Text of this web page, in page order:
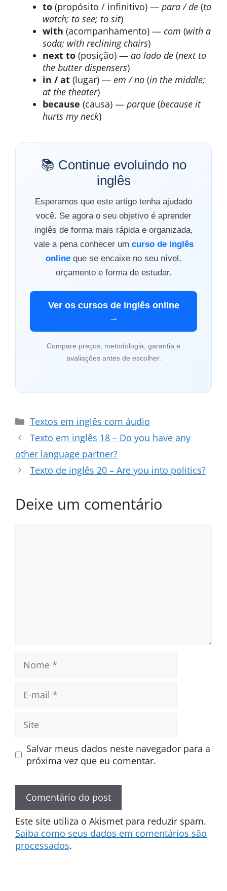
to (propósito / infinitivo) — para / de (to
watch; to see; to sit)
with (acompanhamento) — com (with a
soda; with reclining chairs)
next to (posição) — ao lado de (next to
the butter dispensers)
in / at (lugar) — em / no (in the middle;
at the theater)
because (causa) — porque (because it
hurts my neck)
📚 Continue evoluindo no
inglês
Esperamos que este artigo tenha ajudado
você. Se agora o seu objetivo é aprender
inglês de forma mais rápida e organizada,
vale a pena conhecer um curso de inglês
online que se encaixe no seu nível,
orçamento e forma de estudar.
Ver os cursos de inglês online
→
Compare preços, metodologia, garantia e
avaliações antes de escolher.
Categorias
Textos em inglês com áudio
Texto em inglês 18 – Do you have any
other language partner?
Texto de inglês 20 – Are you into politics?
Deixe um comentário
mail
Site
Salvar meus dados neste navegador para a
próxima vez que eu comentar.
Este site utiliza o Akismet para reduzir spam.
Saiba como seus dados em comentários são
processados.